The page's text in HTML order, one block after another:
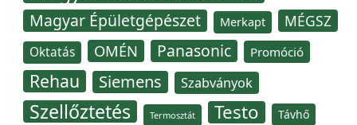
Magyar Épületgépészet Merkapt MÉGSZ
Oktatás OMÉN Panasonic Promóció
Rehau Siemens Szabványok
Szellőztetés Termosztát Testo Távhő